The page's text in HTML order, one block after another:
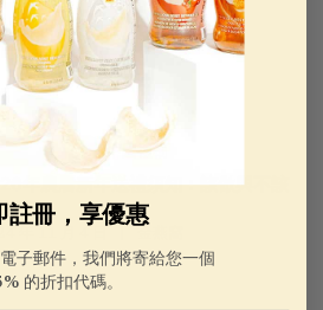
常
老年人的中國禮物 中國禮物
年農曆新年送禮須知：該做與不該
事項
年 11 月 4 日 金燕窩
註冊，享優惠
子郵件，我們將寄給您一個
的折扣代碼。